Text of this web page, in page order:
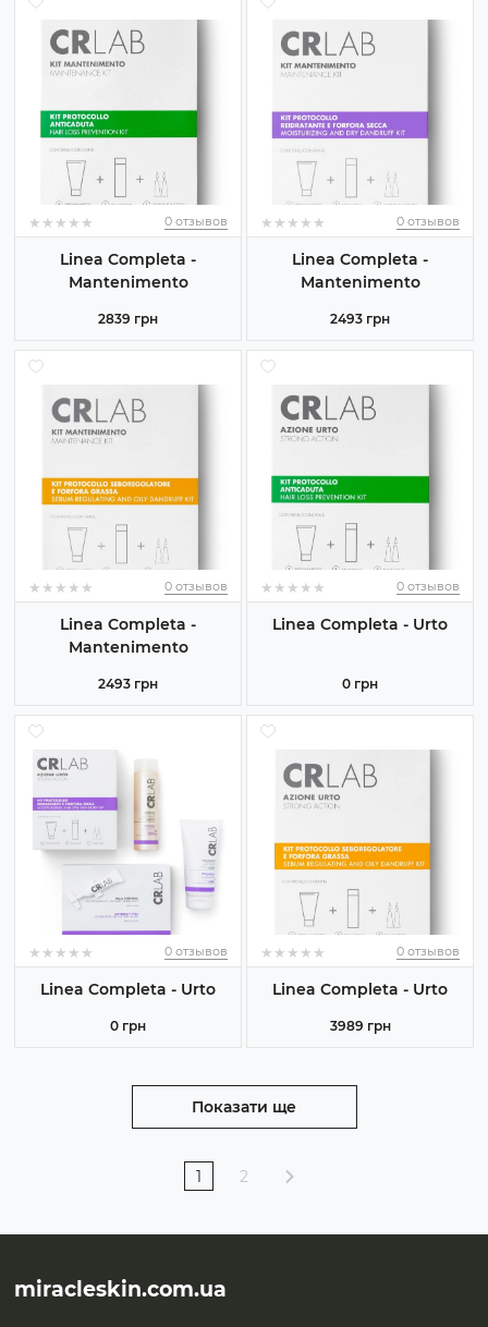
★
★ ★
★ ★
★ ★
★ ★
★ 0 отзывов
Linea Completa -
Mantenimento
2839 грн
★
★ ★
★ ★
★ ★
★ ★
★ 0 отзывов
Linea Completa -
Mantenimento
2493 грн
★
★ ★
★ ★
★ ★
★ ★
★ 0 отзывов
Linea Completa -
Mantenimento
2493 грн
★
★ ★
★ ★
★ ★
★ ★
★ 0 отзывов
Linea Completa - Urto
0 грн
★
★ ★
★ ★
★ ★
★ ★
★ 0 отзывов
Linea Completa - Urto
0 грн
★
★ ★
★ ★
★ ★
★ ★
★ 0 отзывов
Linea Completa - Urto
3989 грн
Показати ще
1 2
miracleskin.com.ua